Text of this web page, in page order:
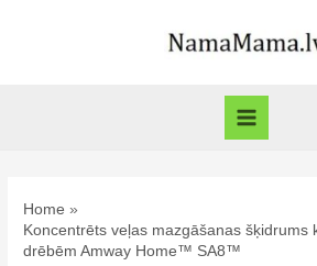
Main
Home
Koncentrēts veļas mazgāšanas šķidrums
drēbēm Amway Home™ SA8™